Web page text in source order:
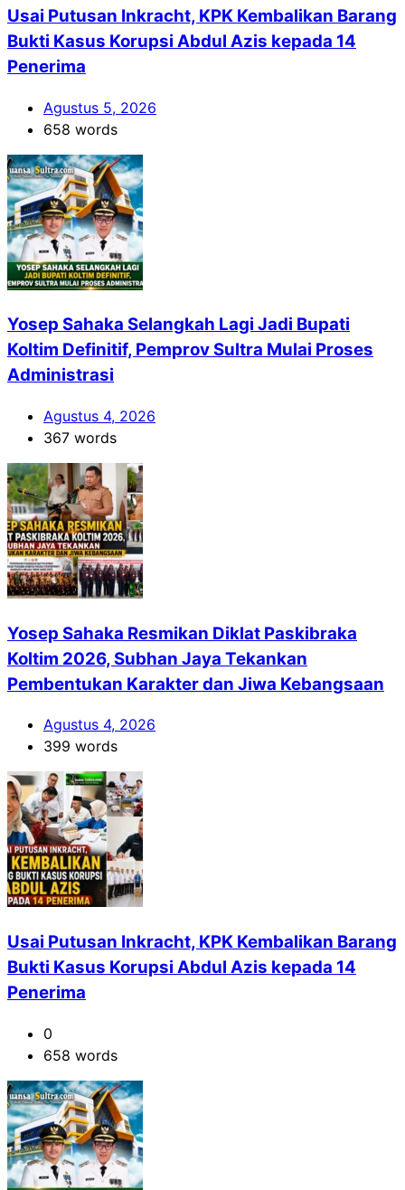
Usai Putusan Inkracht, KPK Kembalikan Barang
Bukti Kasus Korupsi Abdul Azis kepada 14
Penerima
Agustus 5, 2026
658 words
Yosep Sahaka Selangkah Lagi Jadi Bupati
Koltim Definitif, Pemprov Sultra Mulai Proses
Administrasi
Agustus 4, 2026
367 words
Yosep Sahaka Resmikan Diklat Paskibraka
Koltim 2026, Subhan Jaya Tekankan
Pembentukan Karakter dan Jiwa Kebangsaan
Agustus 4, 2026
399 words
Usai Putusan Inkracht, KPK Kembalikan Barang
Bukti Kasus Korupsi Abdul Azis kepada 14
Penerima
0
658 words